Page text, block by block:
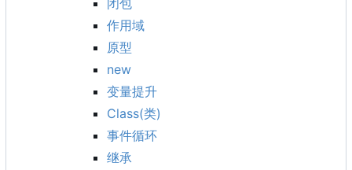
作用域
原型
new
变量提升
Class(类)
事件循环
继承